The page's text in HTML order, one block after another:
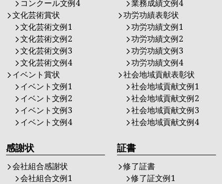
コンクール文例4
文化芸術賞状
文化芸術文例1
文化芸術文例2
文化芸術文例3
文化芸術文例4
イベント賞状
イベント文例1
イベント文例2
イベント文例3
イベント文例4
業務成績文例4
功労功績表彰状
功労功績文例1
功労功績文例2
功労功績文例3
功労功績文例4
社会地域貢献表彰状
社会地域貢献文例1
社会地域貢献文例2
社会地域貢献文例3
社会地域貢献文例4
感謝状
会社組合感謝状
会社組合文例1
証書
修了証書
修了証文例1